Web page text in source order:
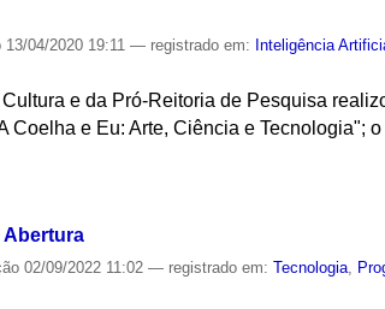
13/04/2020 19:11— registrado em: Inteligência
e da Pró-Reitoria de Pesquisa
Coelha e Eu: Arte, Ciência e Tecnologia";
Abertura
02/09/2022 11:02— registrado em:Tecnologia